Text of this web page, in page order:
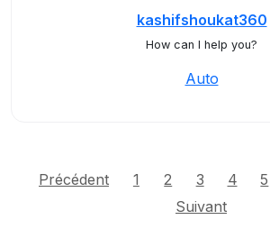
kashifshoukat360
How can I help you?
Auto
Précédent 1 2 3 4 5
Suivant